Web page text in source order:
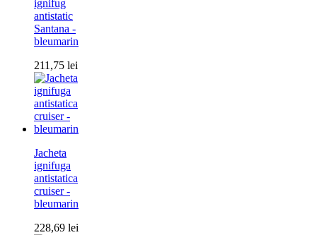
ignifug
antistatic
Santana -
bleumarin
211,75 lei
Jacheta
ignifuga
antistatica
cruiser -
bleumarin
228,69 lei